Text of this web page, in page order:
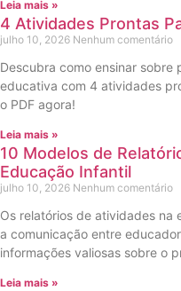
Leia mais »
4 Atividades Prontas
julho 10, 2026 Nenhum comentário
Descubra como ensinar sobre
educativa com 4 atividades
o PDF agora!
Leia mais »
10 Modelos de
Educação Infantil
julho 10, 2026 Nenhum comentário
Os relatórios de atividades na
a comunicação entre
informações valiosas sobre o
Leia mais »